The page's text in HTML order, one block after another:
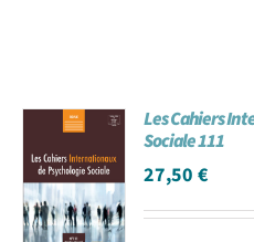
Les Cahiers
Sociale 111
27,50€